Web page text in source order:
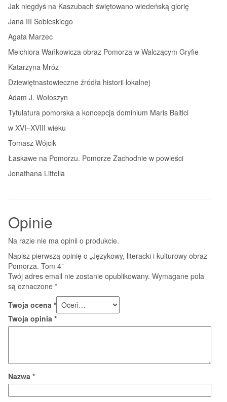
Jak niegdyś na Kaszubach świętowano wiedeńską glorię
Jana III Sobieskiego
Agata Marzec
Melchiora Wańkowicza obraz Pomorza w Walczącym Gryfie
Katarzyna Mróz
Dziewiętnastowieczne źródła historii lokalnej
Adam J. Wołoszyn
Tytulatura pomorska a koncepcja dominium Maris Baltici
w XVI–XVIII wieku
Tomasz Wójcik
Łaskawe na Pomorzu. Pomorze Zachodnie w powieści
Jonathana Littella
Opinie
Na razie nie ma opinii o produkcie.
Napisz pierwszą opinię o „Językowy, literacki i kulturowy obraz
Pomorza. Tom 4”
Twój adres email nie zostanie opublikowany. Wymagane pola
są oznaczone *
Twoja ocena *
Twoja opinia *
Nazwa *